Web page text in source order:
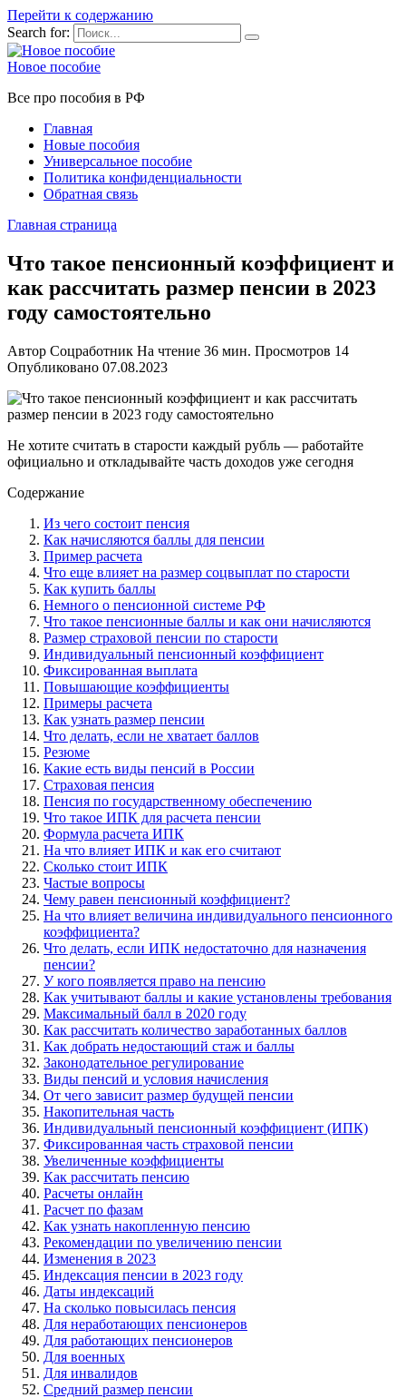
Перейти к содержанию
Search for:
Новое пособие
Все про пособия в РФ
Главная
Новые пособия
Универсальное пособие
Политика конфиденциальности
Обратная связь
Главная страница
Что такое пенсионный коэффициент и
как рассчитать размер пенсии в 2023
году самостоятельно
Автор Соцработник На чтение 36 мин. Просмотров 14
Опубликовано 07.08.2023
Не хотите считать в старости каждый рубль — работайте
официально и откладывайте часть доходов уже сегодня
Содержание
Из чего состоит пенсия
Как начисляются баллы для пенсии
Пример расчета
Что еще влияет на размер соцвыплат по старости
Как купить баллы
Немного о пенсионной системе РФ
Что такое пенсионные баллы и как они начисляются
Размер страховой пенсии по старости
Индивидуальный пенсионный коэффициент
Фиксированная выплата
Повышающие коэффициенты
Примеры расчета
Как узнать размер пенсии
Что делать, если не хватает баллов
Резюме
Какие есть виды пенсий в России
Страховая пенсия
Пенсия по государственному обеспечению
Что такое ИПК для расчета пенсии
Формула расчета ИПК
На что влияет ИПК и как его считают
Сколько стоит ИПК
Частые вопросы
Чему равен пенсионный коэффициент?
На что влияет величина индивидуального пенсионного
коэффициента?
Что делать, если ИПК недостаточно для назначения
пенсии?
У кого появляется право на пенсию
Как учитывают баллы и какие установлены требования
Максимальный балл в 2020 году
Как рассчитать количество заработанных баллов
Как добрать недостающий стаж и баллы
Законодательное регулирование
Виды пенсий и условия начисления
От чего зависит размер будущей пенсии
Накопительная часть
Индивидуальный пенсионный коэффициент (ИПК)
Фиксированная часть страховой пенсии
Увеличенные коэффициенты
Как рассчитать пенсию
Расчеты онлайн
Расчет по фазам
Как узнать накопленную пенсию
Рекомендации по увеличению пенсии
Изменения в 2023
Индексация пенсии в 2023 году
Даты индексаций
На сколько повысилась пенсия
Для неработающих пенсионеров
Для работающих пенсионеров
Для военных
Для инвалидов
Средний размер пенсии